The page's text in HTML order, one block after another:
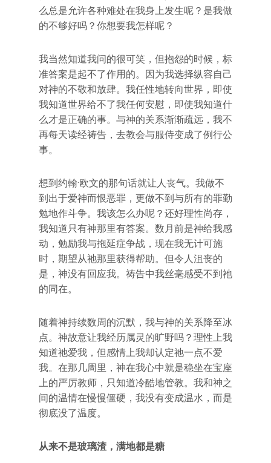
么总是允许各种难处在我身上发生呢？是我做
的不够好吗？你想要我怎样呢？
我当然知道我问的很可笑，但抱怨的时候，标
准答案是起不了作用的。因为我选择纵容自己
对神的不敬和放肆。我任性地转向世界，即使
我知道世界给不了我任何安慰，即使我知道什
么才是正确的事。与神的关系渐渐疏远，我不
再每天读经祷告，去教会与服侍变成了例行公
事。
想到约翰·欧文的那句话就让人丧气。我做不
到出于爱神而恨恶罪，更做不到与所有的罪勤
勉地作斗争。我该怎么办呢？还好理性尚存，
我知道只有神那里有答案。数月前是神给我感
动，勉励我与拖延症争战，现在我无计可施
时，期望从祂那里获得帮助。但令人沮丧的
是，神没有回应我。祷告中我丝毫感受不到祂
的同在。
随着神持续数周的沉默，我与神的关系降至冰
点。神故意让我经历属灵的旷野吗？理性上我
知道祂爱我，但感情上我却认定祂一点不爱
我。在那几周里，神在我心中就是稳坐在宝座
上的严厉教师，只知道冷酷地管教。我和神之
间的温情在慢慢僵硬，我没有变成温水，而是
彻底没了温度。
从来不是玻璃渣，满地都是糖